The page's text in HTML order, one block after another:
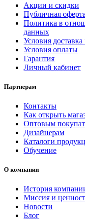
Акции и скидки
Публичная оферта
Политика в
данных
Условия
Условия оплаты
Гарантия
Личный кабинет
Партнерам
Контакты
Как открыть
Оптовым
Дизайнерам
Каталоги
Обучение
О компании
История
Миссия и
Новости
Блог